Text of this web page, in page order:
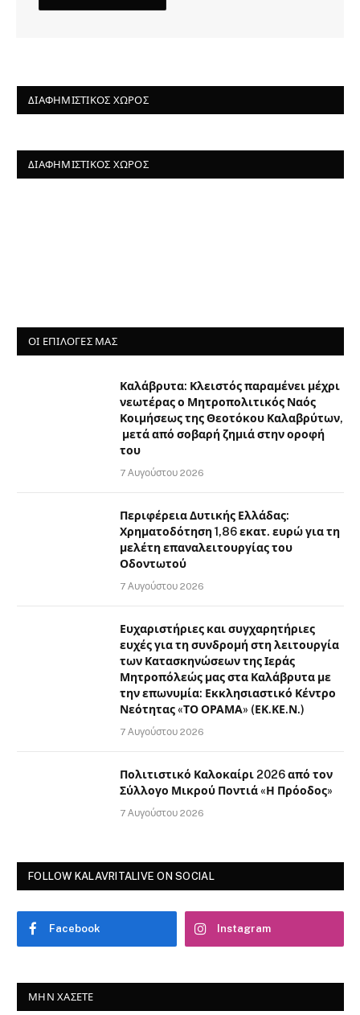
ΔΙΑΦΗΜΙΣΤΙΚΌΣ ΧΏΡΟΣ
ΔΙΑΦΗΜΙΣΤΙΚΌΣ ΧΏΡΟΣ
ΟΙ ΕΠΙΛΟΓΈΣ ΜΑΣ
Καλάβρυτα: Κλειστός παραμένει μέχρι
νεωτέρας ο Μητροπολιτικός Ναός
Κοιμήσεως της Θεοτόκου Καλαβρύτων,
μετά από σοβαρή ζημιά στην οροφή
του
7 Αυγούστου 2026
Περιφέρεια Δυτικής Ελλάδας:
Χρηματοδότηση 1,86 εκατ. ευρώ για τη
μελέτη επαναλειτουργίας του
Οδοντωτού
7 Αυγούστου 2026
Ευχαριστήριες και συγχαρητήριες
ευχές για τη συνδρομή στη λειτουργία
των Κατασκηνώσεων της Ιεράς
Μητροπόλεώς μας στα Καλάβρυτα με
την επωνυμία: Εκκλησιαστικό Κέντρο
Νεότητας «ΤΟ ΟΡΑΜΑ» (ΕΚ.ΚΕ.Ν.)
7 Αυγούστου 2026
Πολιτιστικό Καλοκαίρι 2026 από τον
Σύλλογο Μικρού Ποντιά «Η Πρόοδος»
7 Αυγούστου 2026
FOLLOW KALAVRITALIVE ON SOCIAL
Facebook Instagram
ΜΗΝ ΧΆΣΕΤΕ